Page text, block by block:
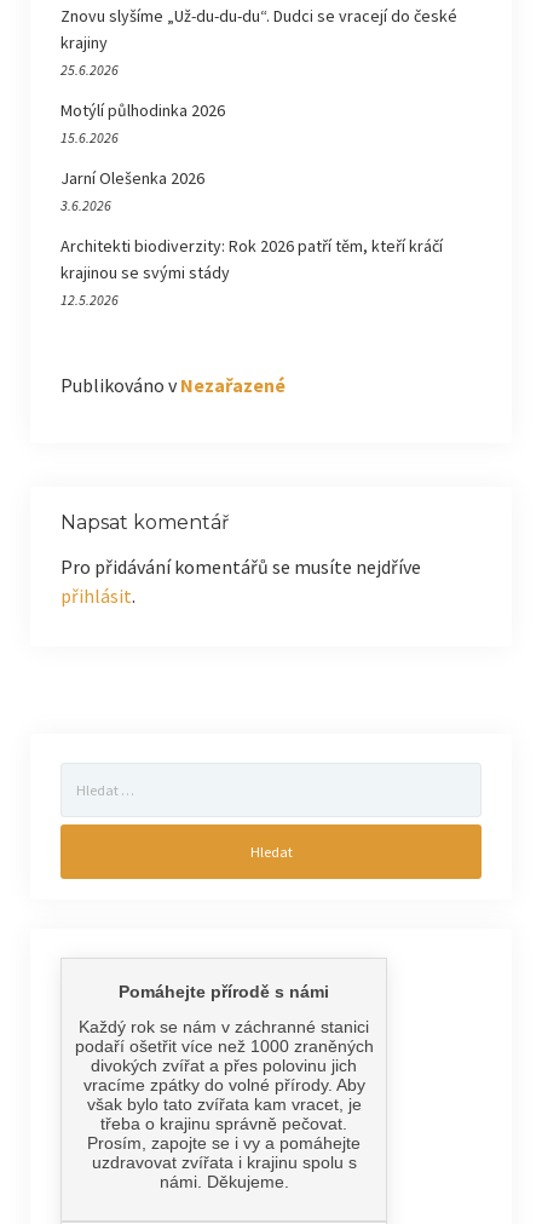
Znovu slyšíme „Už-du-du-du“. Dudci se vracejí do české
krajiny
25.6.2026
Motýlí půlhodinka 2026
15.6.2026
Jarní Olešenka 2026
3.6.2026
Architekti biodiverzity: Rok 2026 patří těm, kteří kráčí
krajinou se svými stády
12.5.2026
Publikováno v Nezařazené
Napsat komentář
Pro přidávání komentářů se musíte nejdříve
přihlásit.